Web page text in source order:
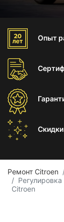
Опыт
Ремонт Citroen
Citroen